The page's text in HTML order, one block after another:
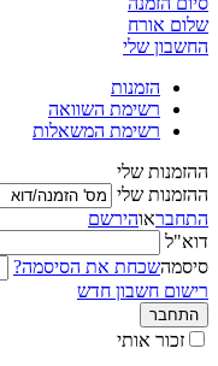
שלום אורח
החשבון שלי
הזמנות
רשימת השוואה
רשימת המשאלות
ההזמנות שלי
ההזמנות שלי
התחבראוהירשם
דוא"ל
סיסמהשכחת את הסיסמה?
רישום חשבון חדש
התחבר
זכור אותי